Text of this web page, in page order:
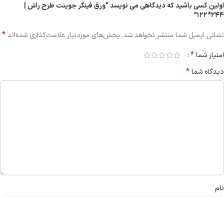
اولین کسی باشید که دیدگاهی می نویسد “ورق فینگر جوینت طرح راش |
۲۴۴*۱۲۲”
نشانی ایمیل شما منتشر نخواهد شد. بخش‌های موردنیاز علامت‌گذاری شده‌اند*
امتیاز شما*
دیدگاه شما*
نام